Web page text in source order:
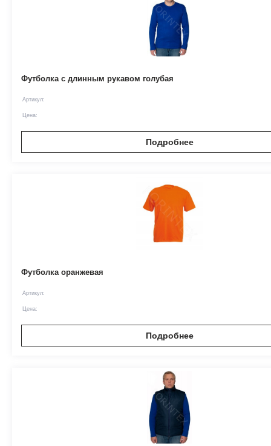
Футболка с длинным рукавом голубая
Артикул:
Цена:
Подробнее
Футболка оранжевая
Артикул:
Цена:
Подробнее